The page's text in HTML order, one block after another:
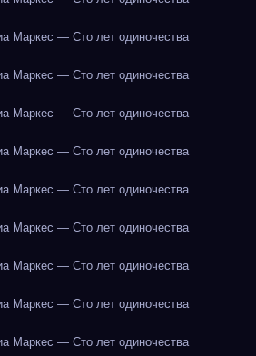
Маркес — Сто лет одиночества
Маркес — Сто лет одиночества
Маркес — Сто лет одиночества
Маркес — Сто лет одиночества
Маркес — Сто лет одиночества
Маркес — Сто лет одиночества
Маркес — Сто лет одиночества
Маркес — Сто лет одиночества
Маркес — Сто лет одиночества